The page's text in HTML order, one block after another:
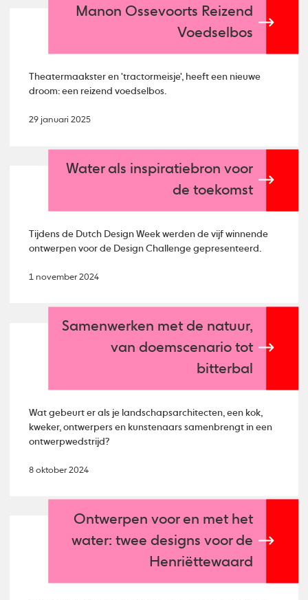
Manon Ossevoorts Reizend
Voedselbos
Theatermaakster en 'tractormeisje', heeft een nieuwe
droom: een reizend voedselbos.
29 januari 2025
Water als inspiratiebron voor
de toekomst
Tijdens de Dutch Design Week werden de vijf winnende
ontwerpen voor de Design Challenge gepresenteerd.
1 november 2024
Samenwerken met de natuur,
van doemscenario tot
bitterbal
Wat gebeurt er als je landschapsarchitecten, een kok,
kweker, ontwerpers en kunstenaars samenbrengt in een
ontwerpwedstrijd?
8 oktober 2024
Ontwerpen voor en met het
water: twee designs voor de
Henriëttewaard